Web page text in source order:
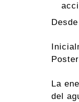
La
del